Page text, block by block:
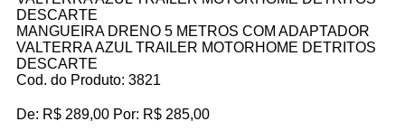
MANGUEIRA DRENO 5 METROS COM ADAPTADOR
VALTERRA AZUL TRAILER MOTORHOME DETRITOS
DESCARTE
Cod. do Produto: 3821
De: R$ 289,00 Por: R$ 285,00